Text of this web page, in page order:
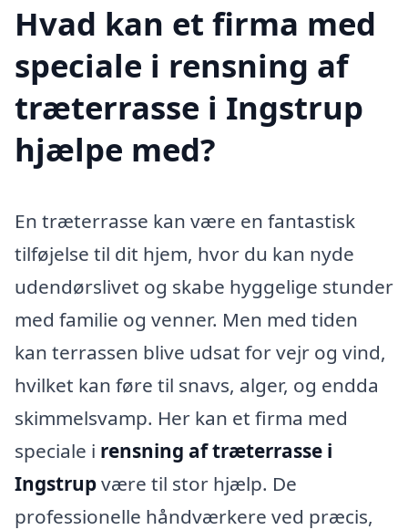
Hvad kan et firma med
speciale i rensning af
træterrasse i Ingstrup
hjælpe med?
En træterrasse kan være en fantastisk
tilføjelse til dit hjem, hvor du kan nyde
udendørslivet og skabe hyggelige stunder
med familie og venner. Men med tiden
kan terrassen blive udsat for vejr og vind,
hvilket kan føre til snavs, alger, og endda
skimmelsvamp. Her kan et firma med
speciale i rensning af træterrasse i
Ingstrupvære til stor hjælp. De
professionelle håndværkere ved præcis,